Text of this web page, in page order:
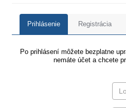
Prihlásenie Registrácia
Po prihlásení môžete bezplatne
nemáte účet a chcete